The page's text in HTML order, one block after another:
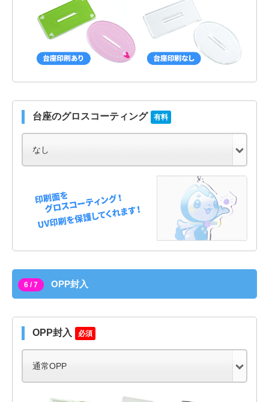
台座のグロスコーティング 有料
6 / 7 OPP封入
OPP封入 必須